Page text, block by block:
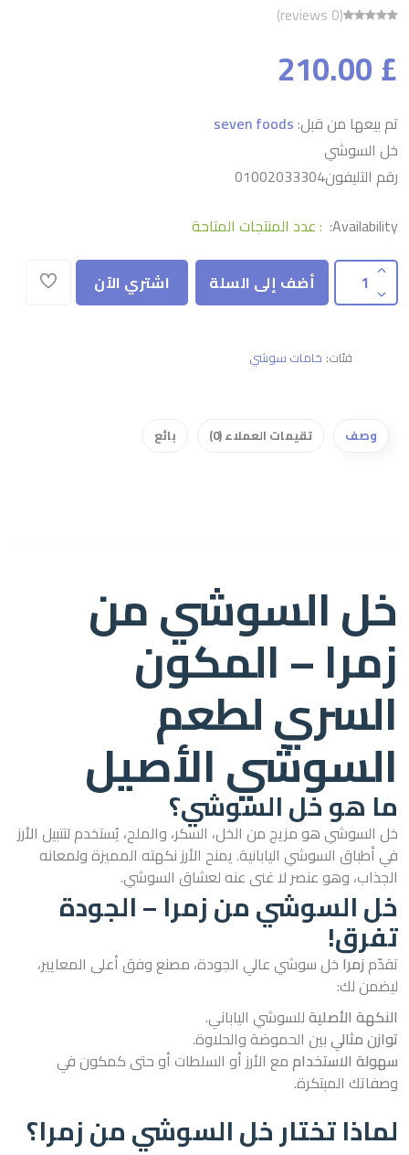
(0 reviews)
£ 210.00
تم بيعها من قبل:seven foods
خل السوشي
رقم التليفون01002033304
Availability: : عدد المنتجات المتاحة
أضف إلى السلة اشتري الآن
فئات: خامات سوشي
وصف تقيمات العملاء (0) بائع
خل السوشي من
زمرا – المكون
السري لطعم
السوشي الأصيل
ما هو خل السوشي؟
خل السوشي هو مزيج من الخل، السكر، والملح، يُستخدم لتتبيل الأرز
في أطباق السوشي اليابانية. يمنح الأرز نكهته المميزة ولمعانه
الجذاب، وهو عنصر لا غنى عنه لعشاق السوشي.
خل السوشي من زمرا – الجودة
تفرق!
تقدّمزمرا خل سوشي عالي الجودة، مصنع وفق أعلى المعايير،
ليضمن لك:
النكهة الأصليةللسوشي الياباني.
توازن مثاليبين الحموضة والحلاوة.
سهولة الاستخداممع الأرز أو السلطات أو حتى كمكون في
وصفاتك المبتكرة.
لماذا تختار خل السوشي من زمرا؟